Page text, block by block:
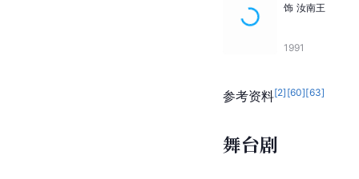
饰 汝南王
1991
参考资料[2] [60][63]
舞台剧